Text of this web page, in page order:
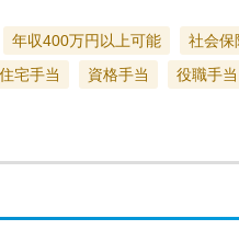
年収400万円以上可能
社会保
住宅手当 資格手当 役職手当